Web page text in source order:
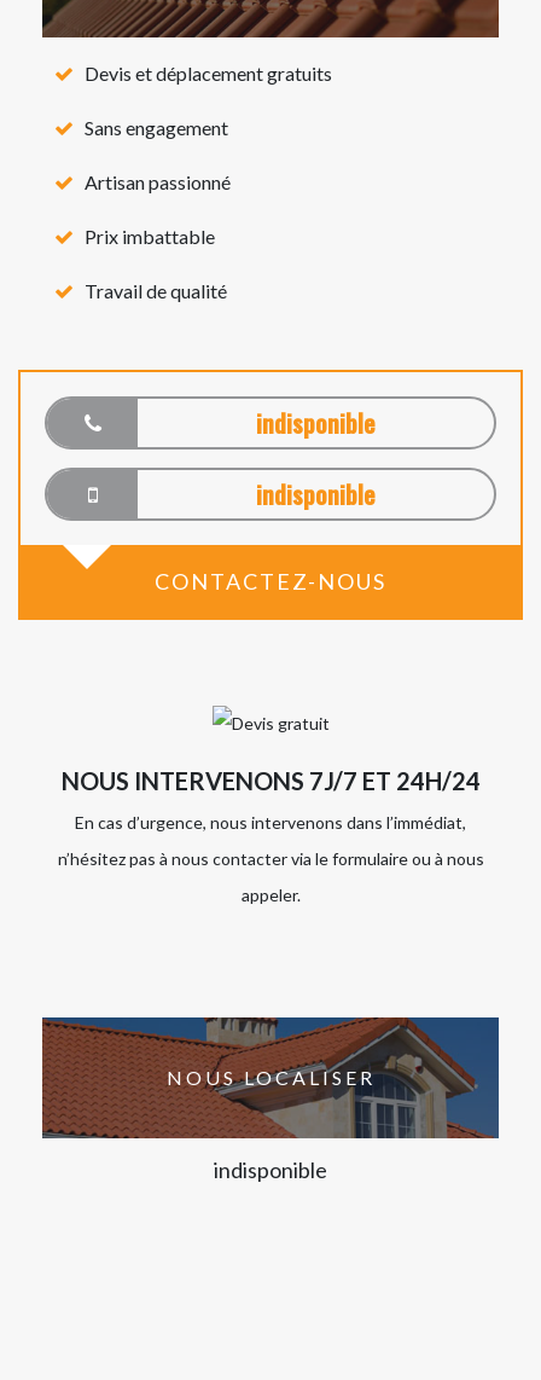
Devis et déplacement gratuits
Sans engagement
Artisan passionné
Prix imbattable
Travail de qualité
indisponible
indisponible
CONTACTEZ-NOUS
NOUS INTERVENONS 7J/7 ET 24H/24
En cas d’urgence, nous intervenons dans l’immédiat,
n’hésitez pas à nous contacter via le formulaire ou à nous
appeler.
NOUS LOCALISER
indisponible